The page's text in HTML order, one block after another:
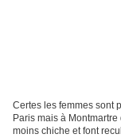
Certes les femmes sont
Paris mais à
moins chiche et font